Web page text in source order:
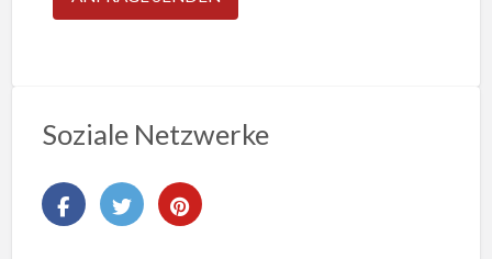
Soziale Netzwerke